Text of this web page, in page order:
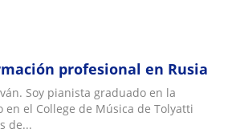
profesional en Rusia
Soy pianista graduado en la
en el College de Música de Tolyatti
de...